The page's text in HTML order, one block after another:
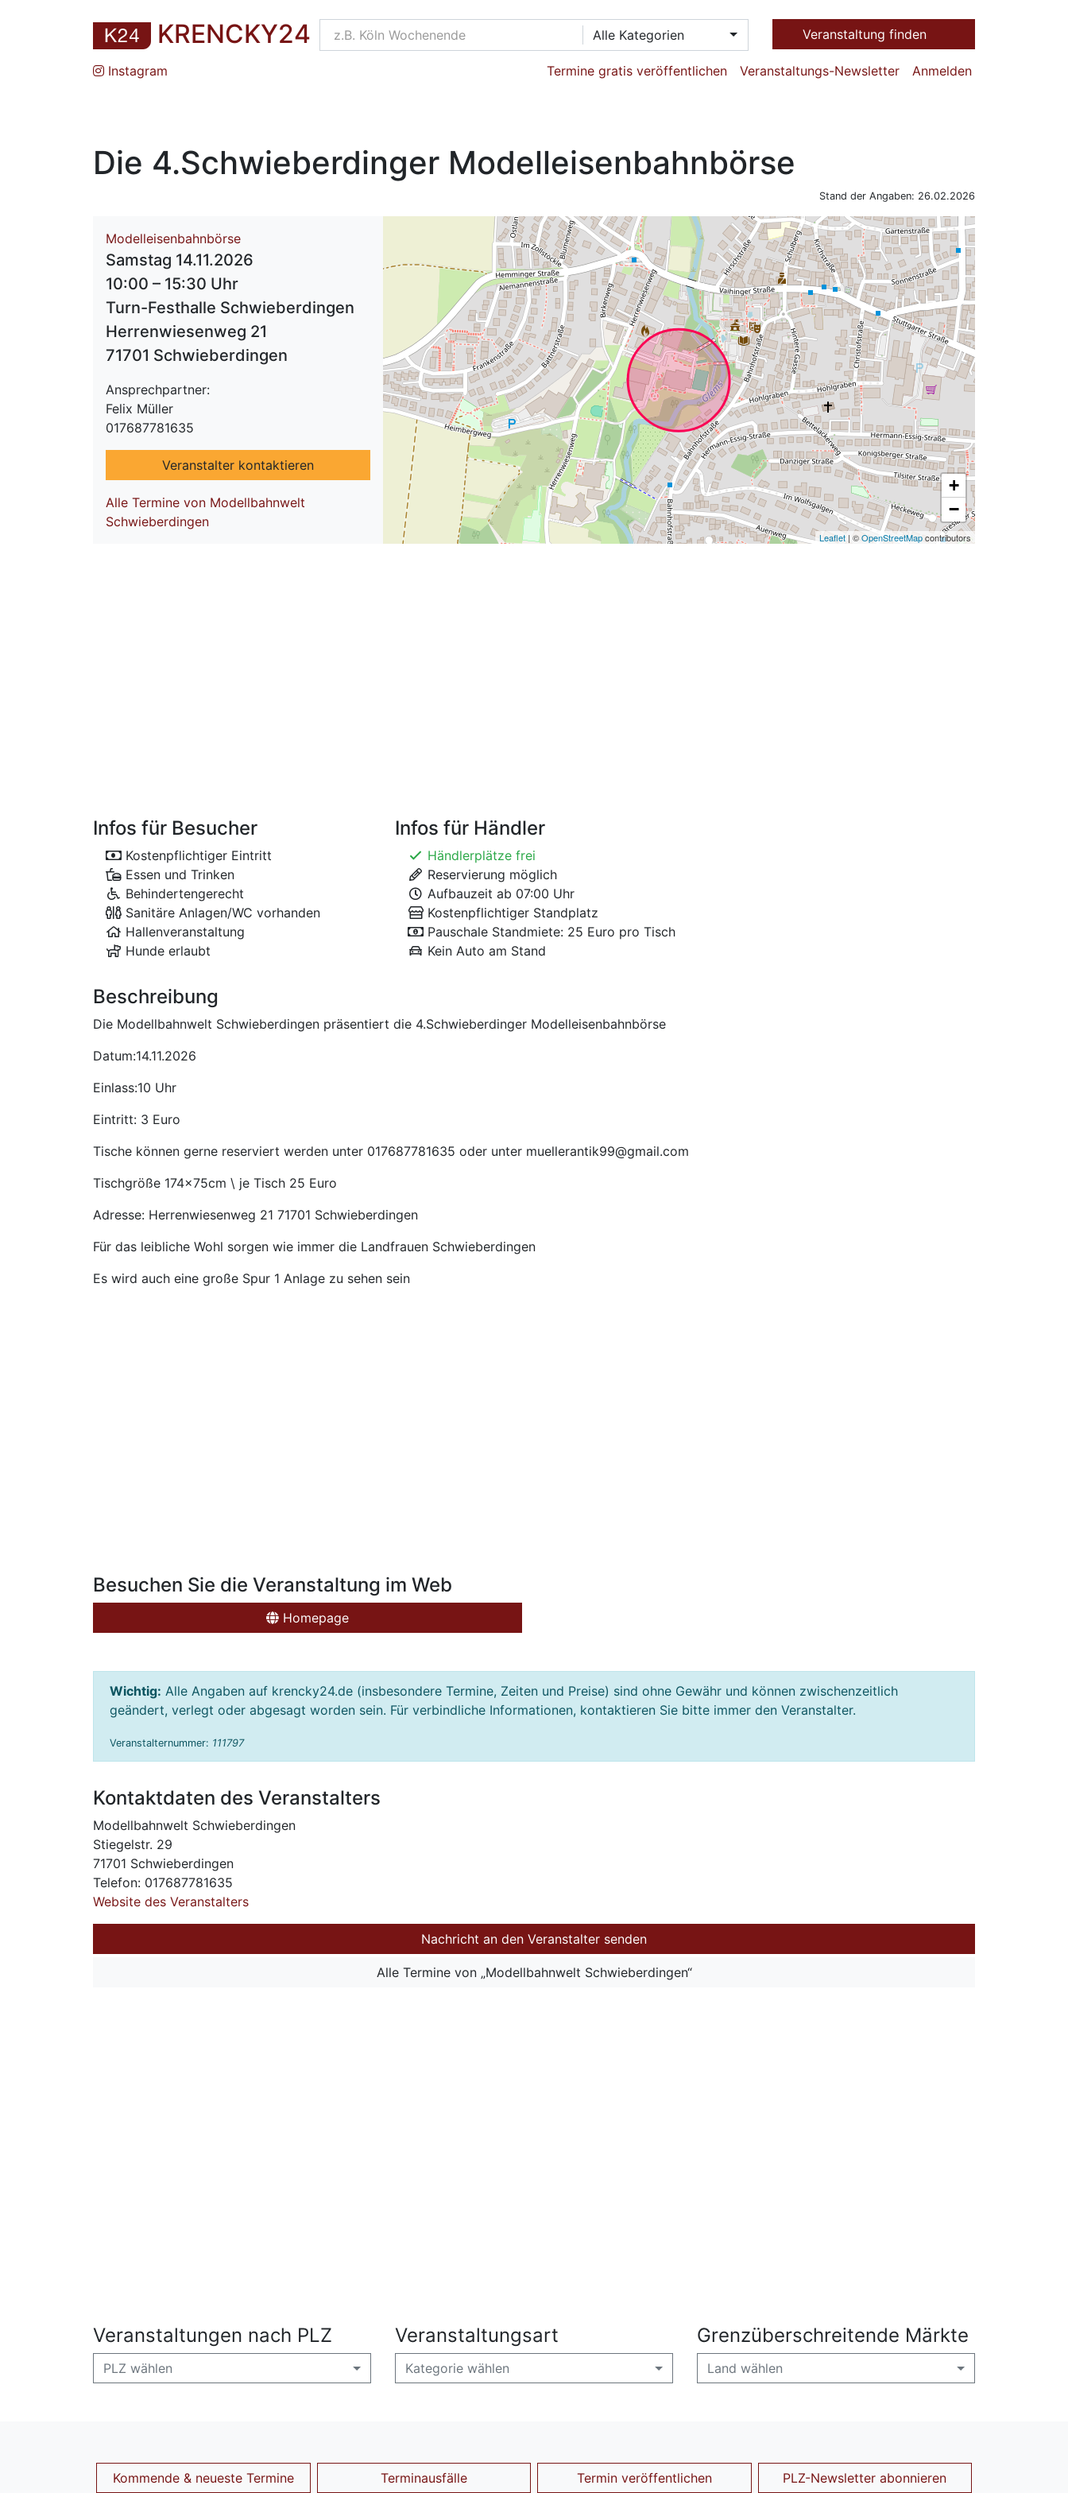
KRENCKY24 Alle Kategorien Veranstaltung finden
Instagram Termine gratis veröffentlichen Veranstaltungs-Newsletter Anmelden
Die 4.Schwieberdinger Modelleisenbahnbörse
Stand der Angaben: 26.02.2026
Modelleisenbahnbörse
Samstag 14.11.2026
10:00 – 15:30 Uhr
Turn-Festhalle Schwieberdingen
Herrenwiesenweg 21
71701 Schwieberdingen
Ansprechpartner:
Felix Müller
017687781635
Veranstalter kontaktieren
Alle Termine von Modellbahnwelt
Schwieberdingen
+
−
Leaflet | ©OpenStreetMapcontributors
Infos für Besucher
Kostenpflichtiger Eintritt
Essen und Trinken
Behindertengerecht
Sanitäre Anlagen/WC vorhanden
Hallenveranstaltung
Hunde erlaubt
Infos für Händler
Händlerplätze frei
Reservierung möglich
Aufbauzeit ab 07:00 Uhr
Kostenpflichtiger Standplatz
Pauschale Standmiete: 25 Euro pro Tisch
Kein Auto am Stand
Beschreibung
Die Modellbahnwelt Schwieberdingen präsentiert die 4.Schwieberdinger Modelleisenbahnbörse
Datum:14.11.2026
Einlass:10 Uhr
Eintritt: 3 Euro
Tische können gerne reserviert werden unter 017687781635 oder unter muellerantik99@gmail.com
Tischgröße 174x75cm \ je Tisch 25 Euro
Adresse: Herrenwiesenweg 21 71701 Schwieberdingen
Für das leibliche Wohl sorgen wie immer die Landfrauen Schwieberdingen
Es wird auch eine große Spur 1 Anlage zu sehen sein
Besuchen Sie die Veranstaltung im Web
Homepage
Wichtig: Alle Angaben auf krencky24.de (insbesondere Termine, Zeiten und Preise) sind ohne Gewähr und können zwischenzeitlich
geändert, verlegt oder abgesagt worden sein. Für verbindliche Informationen, kontaktieren Sie bitte immer den Veranstalter.
Veranstalternummer: 111797
Kontaktdaten des Veranstalters
Modellbahnwelt Schwieberdingen
Stiegelstr. 29
71701 Schwieberdingen
Telefon: 017687781635
Website des Veranstalters
Nachricht an den Veranstalter senden
Alle Termine von „Modellbahnwelt Schwieberdingen“
Veranstaltungen nach PLZ
PLZ wählen
Veranstaltungsart
Kategorie wählen
Grenzüberschreitende Märkte
Land wählen
Kommende & neueste Termine Terminausfälle Termin veröffentlichen PLZ-Newsletter abonnieren